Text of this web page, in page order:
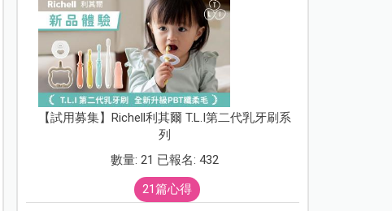
【試用募集】Richell利其爾 T.L.I第二代乳牙刷系
列
數量: 21 已報名: 432
21篇心得